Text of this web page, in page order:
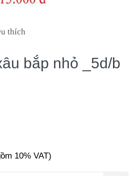
thích
bắp nhỏ _5d/b
10% VAT)